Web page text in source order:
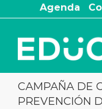
al
contenido
Agenda
CAMPAÑA DE
PREVENCIÓN